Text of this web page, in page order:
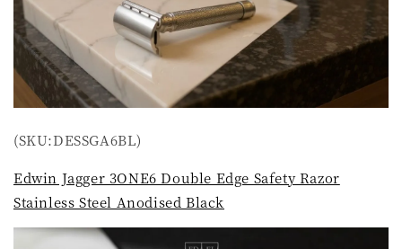
(SKU:DESSGA6BL)
Edwin Jagger 3ONE6 Double Edge Safety Razor
Stainless Steel Anodised Black